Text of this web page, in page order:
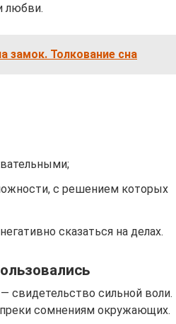
любви.
замок. Толкование сна
с решением которых
сказаться на делах.
свидетельство сильной воли.
сомнениям окружающих.